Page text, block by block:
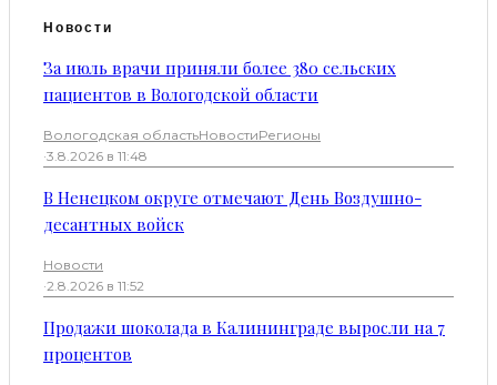
Новости
За июль врачи приняли более 380 сельских
пациентов в Вологодской области
Вологодская областьНовостиРегионы
·3.8.2026 в 11:48
В Ненецком округе отмечают День Воздушно-
десантных войск
Новости
·2.8.2026 в 11:52
Продажи шоколада в Калининграде выросли на 7
процентов